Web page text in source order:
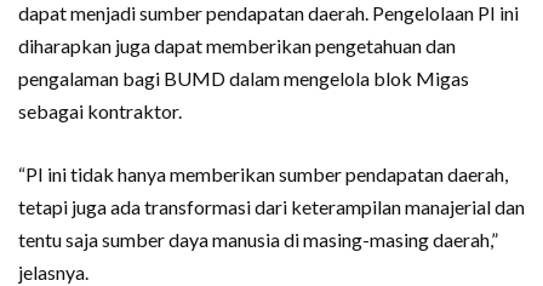
dapat menjadi sumber pendapatan daerah. Pengelolaan PI ini
diharapkan juga dapat memberikan pengetahuan dan
pengalaman bagi BUMD dalam mengelola blok Migas
sebagai kontraktor.
“PI ini tidak hanya memberikan sumber pendapatan daerah,
tetapi juga ada transformasi dari keterampilan manajerial dan
tentu saja sumber daya manusia di masing-masing daerah,”
jelasnya.